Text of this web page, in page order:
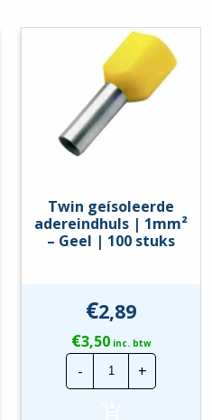
100
stuks
hoeveelheid
Twin geísoleerde
adereindhuls | 1mm²
– Geel | 100 stuks
€2,89
€3,50inc. btw
-
Twin
geísoleerde
adereindhuls
+